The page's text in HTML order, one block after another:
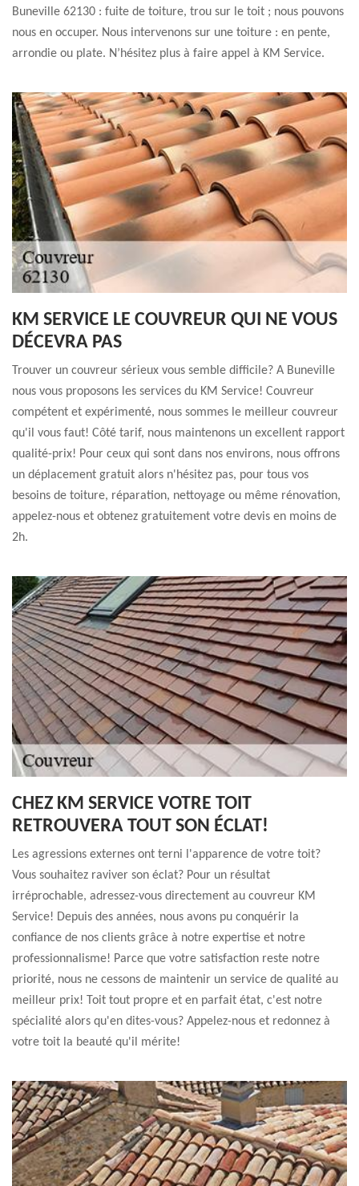
Buneville 62130 : fuite de toiture, trou sur le toit ; nous pouvons
nous en occuper. Nous intervenons sur une toiture : en pente,
arrondie ou plate. N’hésitez plus à faire appel à KM Service.
KM SERVICE LE COUVREUR QUI NE VOUS
DÉCEVRA PAS
Trouver un couvreur sérieux vous semble difficile? A Buneville
nous vous proposons les services du KM Service! Couvreur
compétent et expérimenté, nous sommes le meilleur couvreur
qu'il vous faut! Côté tarif, nous maintenons un excellent rapport
qualité-prix! Pour ceux qui sont dans nos environs, nous offrons
un déplacement gratuit alors n'hésitez pas, pour tous vos
besoins de toiture, réparation, nettoyage ou même rénovation,
appelez-nous et obtenez gratuitement votre devis en moins de
2h.
CHEZ KM SERVICE VOTRE TOIT
RETROUVERA TOUT SON ÉCLAT!
Les agressions externes ont terni l'apparence de votre toit?
Vous souhaitez raviver son éclat? Pour un résultat
irréprochable, adressez-vous directement au couvreur KM
Service! Depuis des années, nous avons pu conquérir la
confiance de nos clients grâce à notre expertise et notre
professionnalisme! Parce que votre satisfaction reste notre
priorité, nous ne cessons de maintenir un service de qualité au
meilleur prix! Toit tout propre et en parfait état, c'est notre
spécialité alors qu'en dites-vous? Appelez-nous et redonnez à
votre toit la beauté qu'il mérite!